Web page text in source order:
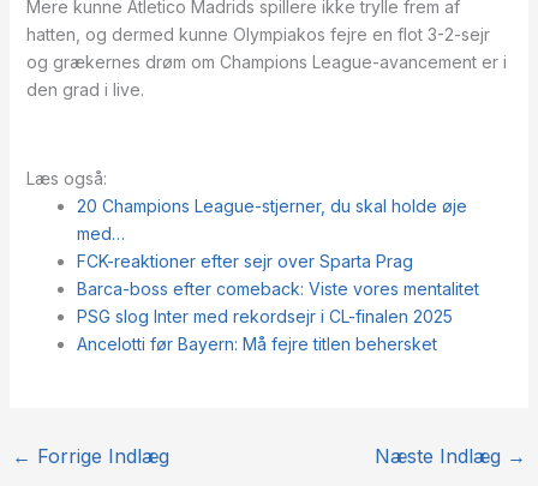
Mere kunne Atletico Madrids spillere ikke trylle frem af
hatten, og dermed kunne Olympiakos fejre en flot 3-2-sejr
og grækernes drøm om Champions League-avancement er i
den grad i live.
Læs også:
20 Champions League-stjerner, du skal holde øje
med…
FCK-reaktioner efter sejr over Sparta Prag
Barca-boss efter comeback: Viste vores mentalitet
PSG slog Inter med rekordsejr i CL-finalen 2025
Ancelotti før Bayern: Må fejre titlen behersket
← Forrige Indlæg Næste Indlæg →